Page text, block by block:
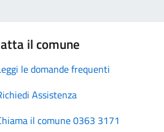
il comune
le domande frequenti
Assistenza
il comune 0363 3171